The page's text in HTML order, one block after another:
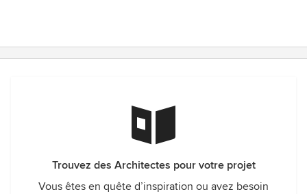
Trouvez des Architectes pour votre projet
Vous êtes en quête d’inspiration ou avez besoin